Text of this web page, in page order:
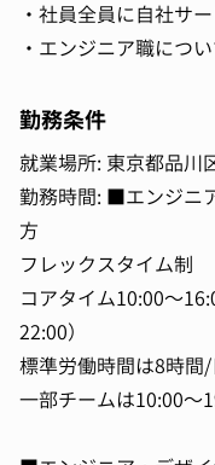
・社員全員に自社サ
・エンジニア職につ
勤務条件
就業場所: 東京都品川
勤務時間: ■エンジニ
方
フレックスタイム制
コアタイム10:00～
22:00）
標準労働時間は8時間/
一部チームは10:00～